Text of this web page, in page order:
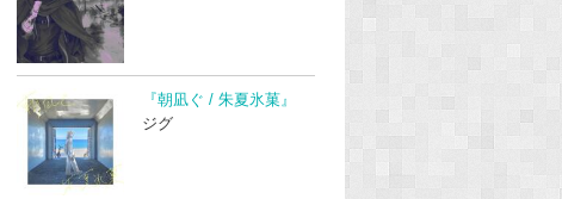
『朝凪ぐ / 朱夏氷菓』
ジグ